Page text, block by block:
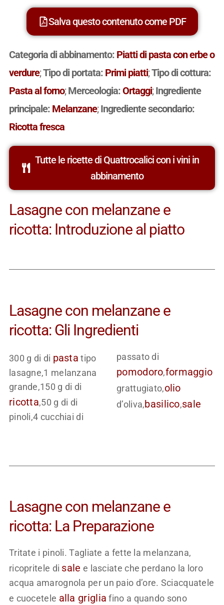
Salva questo contenuto come PDF
Categoria di abbinamento: Piatti di pasta con erbe o
verdure;Tipo di portata: Primi piatti;Tipo di cottura:
Pasta al forno;Merceologia:Ortaggi;Ingrediente
principale: Melanzane;Ingrediente secondario:
Ricotta fresca
Tutte le ricette di Quattrocalici con i vini in
abbinamento
Lasagne con melanzane e
ricotta: Introduzione al piatto
Lasagne con melanzane e
ricotta: Gli Ingredienti
300 g di di pasta tipo
lasagne,1 melanzana
grande,150 g di di
ricotta,50 g di di
pinoli,4 cucchiai di
passato di
pomodoro,formaggio
grattugiato,olio
d’oliva,basilico,sale
Lasagne con melanzane e
ricotta: La Preparazione
Tritate i pinoli. Tagliate a fette la melanzana,
ricopritele di sale e lasciate che perdano la loro
acqua amarognola per un paio d’ore. Sciacquatele
e cuocetele alla griglia fino a quando sono